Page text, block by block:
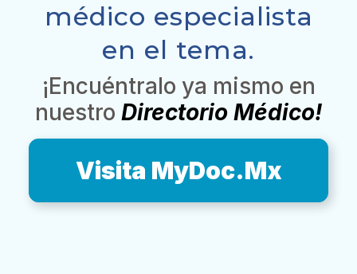
médico especialista
en el tema.
¡Encuéntralo ya mismo en
nuestro Directorio Médico!
Visita MyDoc.Mx